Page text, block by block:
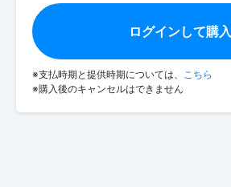
ログインして購入
※支払時期と提供時期については、
こちら
※購入後のキャンセルはできません